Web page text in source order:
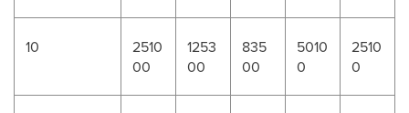
10
2510
00
1253
00
835
00
5010
0
2510
0